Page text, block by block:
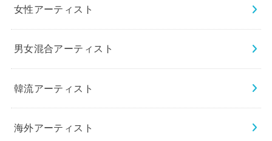
女性アーティスト
男女混合アーティスト
韓流アーティスト
海外アーティスト